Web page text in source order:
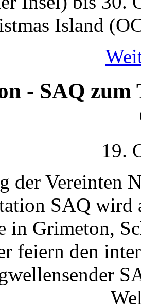
Island
- SAQ zum
19.
der Vereinten
SAQ wird
in Grimeton,
feiern den